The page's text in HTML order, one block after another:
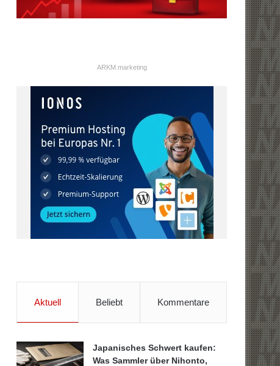
ARKM.marketing
Aktuell Beliebt Kommentare
Japanisches Schwert kaufen:
Was Sammler über Nihonto,